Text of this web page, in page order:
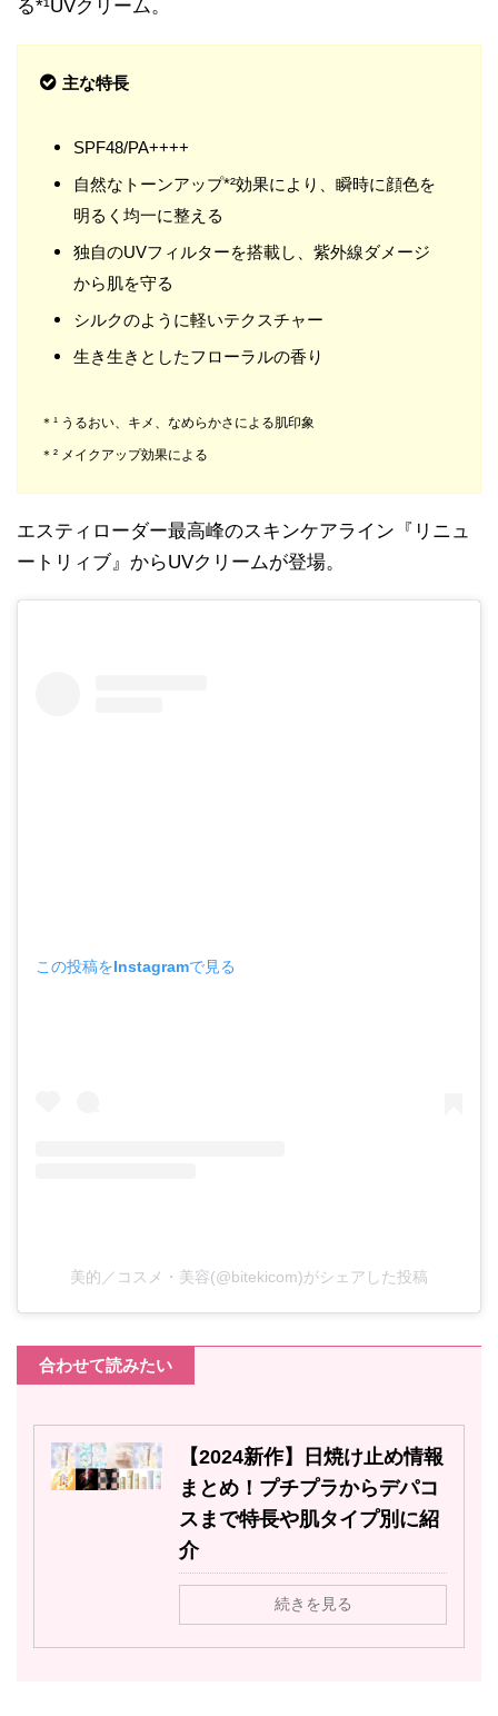
る*¹UVクリーム。
主な特長
SPF48/PA++++
自然なトーンアップ*²効果により、瞬時に顔色を
明るく均一に整える
独自のUVフィルターを搭載し、紫外線ダメージ
から肌を守る
シルクのように軽いテクスチャー
生き生きとしたフローラルの香り
＊¹ うるおい、キメ、なめらかさによる肌印象
＊² メイクアップ効果による
エスティローダー最高峰のスキンケアライン『リニュ
ートリィブ』からUVクリームが登場。
この投稿をInstagramで見る
美的／コスメ・美容(@bitekicom)がシェアした投稿
合わせて読みたい
【2024新作】日焼け止め情報
まとめ！プチプラからデパコ
スまで特長や肌タイプ別に紹
介
続きを見る